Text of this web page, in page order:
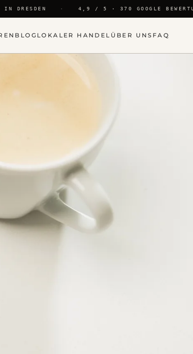
DRESDEN 4,9 / 5 · 370 GOOGLE
BLOG LOKALER HANDEL ÜBER UNS FAQ